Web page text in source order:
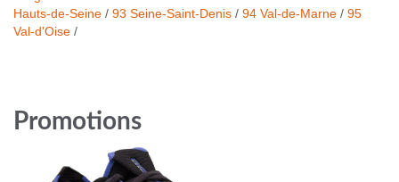
Hauts-de-Seine / 93 Seine-Saint-Denis / 94 Val-de-Marne / 95
Val-d'Oise /
Promotions